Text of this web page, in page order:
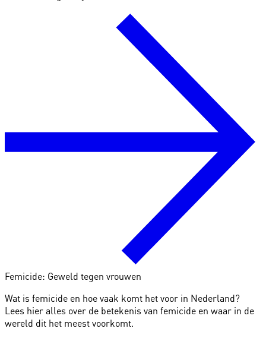
Femicide: Geweld tegen vrouwen
Wat is femicide en hoe vaak komt het voor in Nederland?
Lees hier alles over de betekenis van femicide en waar in de
wereld dit het meest voorkomt.